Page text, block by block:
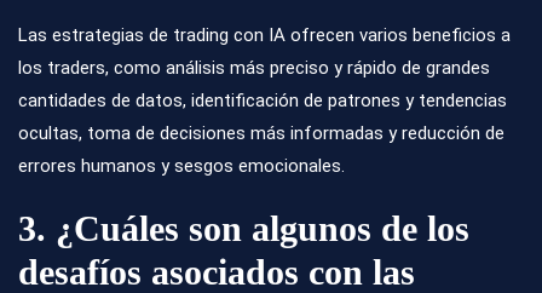
Las estrategias de trading con IA ofrecen varios beneficios a
los traders, como análisis más preciso y rápido de grandes
cantidades de datos, identificación de patrones y tendencias
ocultas, toma de decisiones más informadas y reducción de
errores humanos y sesgos emocionales.
3. ¿Cuáles son algunos de los
desafíos asociados con las